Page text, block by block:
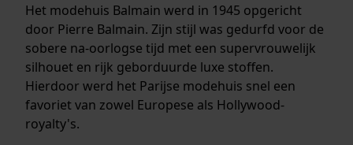
Het modehuis Balmain werd in 1945 opgericht
door Pierre Balmain. Zijn stijl was gedurfd voor de
sobere na-oorlogse tijd met een supervrouwelijk
silhouet en rijk geborduurde luxe stoffen.
Hierdoor werd het Parijse modehuis snel een
favoriet van zowel Europese als Hollywood-
royalty's.